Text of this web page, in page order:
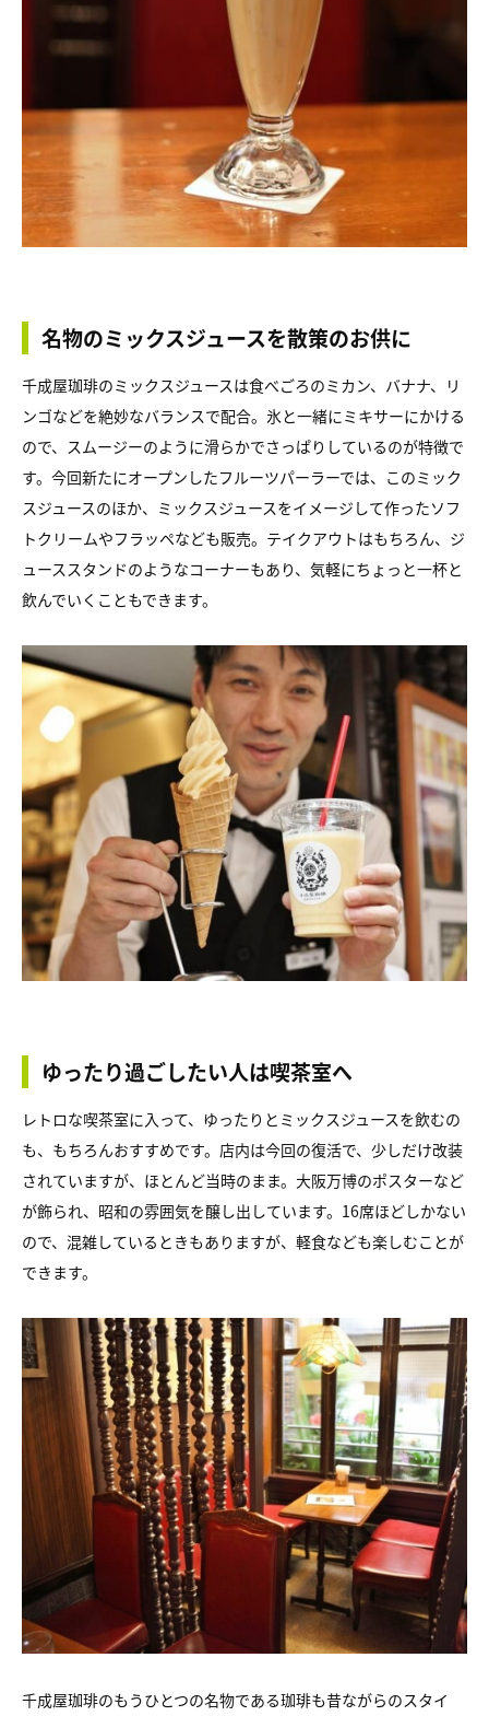
名物のミックスジュースを散策のお供に
千成屋珈琲のミックスジュースは食べごろのミカン、バナナ、リ
ンゴなどを絶妙なバランスで配合。氷と一緒にミキサーにかける
ので、スムージーのように滑らかでさっぱりしているのが特徴で
す。今回新たにオープンしたフルーツパーラーでは、このミック
スジュースのほか、ミックスジュースをイメージして作ったソフ
トクリームやフラッペなども販売。テイクアウトはもちろん、ジ
ューススタンドのようなコーナーもあり、気軽にちょっと一杯と
飲んでいくこともできます。
ゆったり過ごしたい人は喫茶室へ
レトロな喫茶室に入って、ゆったりとミックスジュースを飲むの
も、もちろんおすすめです。店内は今回の復活で、少しだけ改装
されていますが、ほとんど当時のまま。大阪万博のポスターなど
が飾られ、昭和の雰囲気を醸し出しています。16席ほどしかない
ので、混雑しているときもありますが、軽食なども楽しむことが
できます。
千成屋珈琲のもうひとつの名物である珈琲も昔ながらのスタイ